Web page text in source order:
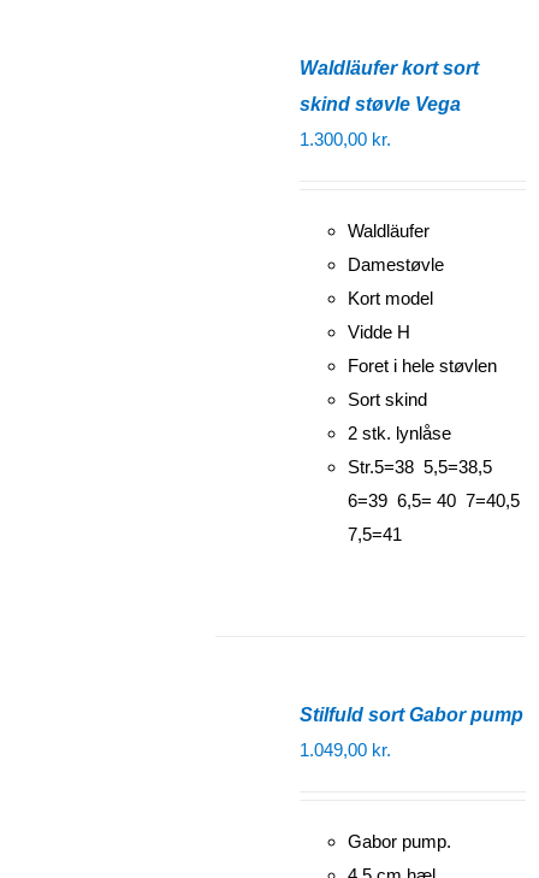
Waldläufer kort sort
skind støvle Vega
1.300,00 kr.
Waldläufer
Damestøvle
Kort model
Vidde H
Foret i hele støvlen
Sort skind
2 stk. lynlåse
Str.5=38 5,5=38,5
6=39 6,5= 40 7=40,5
7,5=41
Stilfuld sort Gabor pump
1.049,00 kr.
Gabor pump.